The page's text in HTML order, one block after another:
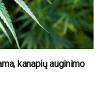
kanapių auginimo